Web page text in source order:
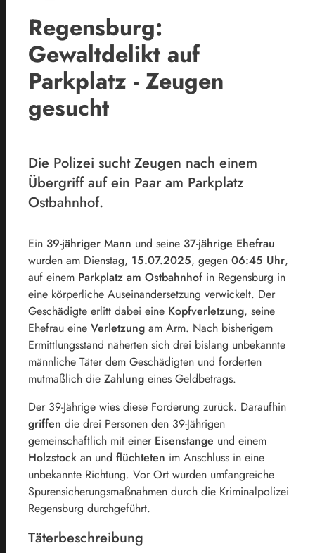
Regensburg:
Gewaltdelikt auf
Parkplatz - Zeugen
gesucht
Die Polizei sucht Zeugen nach einem
Übergriff auf ein Paar am Parkplatz
Ostbahnhof.
Ein 39-jähriger Mann und seine 37-jährige Ehefrau
wurden am Dienstag, 15.07.2025, gegen 06:45 Uhr,
auf einem Parkplatz am Ostbahnhof in Regensburg in
eine körperliche Auseinandersetzung verwickelt. Der
Geschädigte erlitt dabei eine Kopfverletzung, seine
Ehefrau eine Verletzung am Arm. Nach bisherigem
Ermittlungsstand näherten sich drei bislang unbekannte
männliche Täter dem Geschädigten und forderten
mutmaßlich die Zahlung eines Geldbetrags.
Der 39-Jährige wies diese Forderung zurück. Daraufhin
griffen die drei Personen den 39-Jährigen
gemeinschaftlich mit einer Eisenstange und einem
Holzstock an und flüchteten im Anschluss in eine
unbekannte Richtung. Vor Ort wurden umfangreiche
Spurensicherungsmaßnahmen durch die Kriminalpolizei
Regensburg durchgeführt.
Täterbeschreibung